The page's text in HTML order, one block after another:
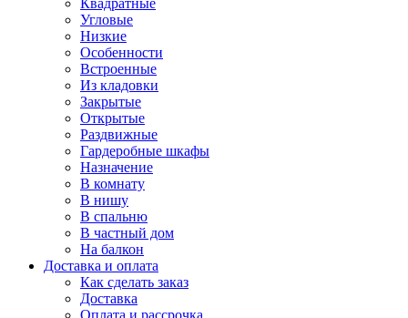
Квадратные
Угловые
Низкие
Особенности
Встроенные
Из кладовки
Закрытые
Открытые
Раздвижные
Гардеробные шкафы
Назначение
В комнату
В нишу
В спальню
В частный дом
На балкон
Доставка и оплата
Как сделать заказ
Доставка
Оплата и рассрочка